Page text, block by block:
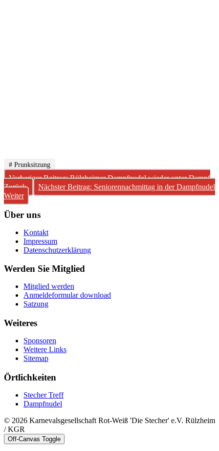
# Prunksitzung
Vorheriger Beitrag: Rülzheimer Dampfnudel wieder unter Dampf
Zurück
Nächster Beitrag: Seniorennachmittag in der Dampfnudel
Weiter
Über uns
Kontakt
Impressum
Datenschutzerklärung
Werden Sie Mitglied
Mitglied werden
Anmeldeformular download
Satzung
Weiteres
Sponsoren
Weitere Links
Sitemap
Örtlichkeiten
Stecher Treff
Dampfnudel
© 2026 Karnevalsgesellschaft Rot-Weiß 'Die Stecher' e.V. Rülzheim
/ KGR
Off-Canvas Toggle